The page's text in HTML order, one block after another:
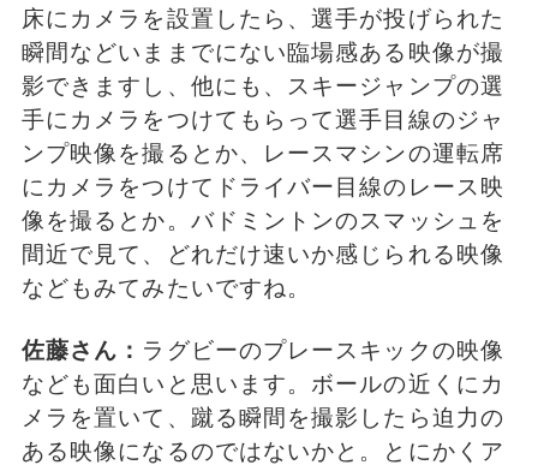
床にカメラを設置したら、選手が投げられた
瞬間などいままでにない臨場感ある映像が撮
影できますし、他にも、スキージャンプの選
手にカメラをつけてもらって選手目線のジャ
ンプ映像を撮るとか、レースマシンの運転席
にカメラをつけてドライバー目線のレース映
像を撮るとか。バドミントンのスマッシュを
間近で見て、どれだけ速いか感じられる映像
などもみてみたいですね。
佐藤さん： ラグビーのプレースキックの映像
なども面白いと思います。ボールの近くにカ
メラを置いて、蹴る瞬間を撮影したら迫力の
ある映像になるのではないかと。とにかくア